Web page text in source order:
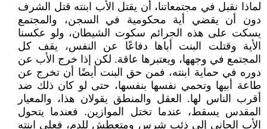
لماذا نقبل في مجتمعاتنا، أن يقتل الأب ابنته قتل الشرف
دون أن يقضي أية محكومية في السجن، والمجتمع
يسكت على هذه الجرائم سكوت الشيطان، ولو عكسنا
الأية وقتلت البنت أباها دفاعًا عن النفس، يقف كل
المجتمع في وجهها، ويعتبرها عاقة. لكن إذا خرج الأب عن
دوره في حماية ابنته، فمن حق البنت أيضًا أن تخرج عن
طاعة أبيها وتحمي نفسها بنفسها، حتى لو كان ذلك ضد
أقرب الناس لها. العقل والمنطق يقولان هذا، والمعيار
المقدس يسقط، عندما تختل الموازين. فعندما يتحول
الأب الحاني إلى ذئب شرس ومتعطش للدم، فعلى ابنته